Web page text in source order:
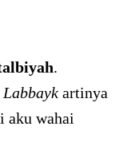
.
Labbayk artinya
aku wahai